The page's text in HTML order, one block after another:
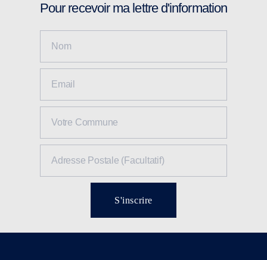
Pour recevoir ma lettre d'information
S'inscrire